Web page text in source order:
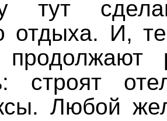
тут
отдыха. И,
продолжают
строят
Любой